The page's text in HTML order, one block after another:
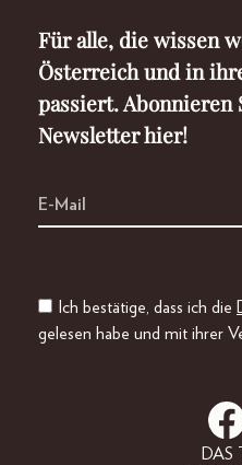
Für alle, die wissen
Österreich und in
passiert. Abonnieren
Newsletter hier!
Ich bestätige, dass ich die
gelesen habe und mit ihrer
DAS